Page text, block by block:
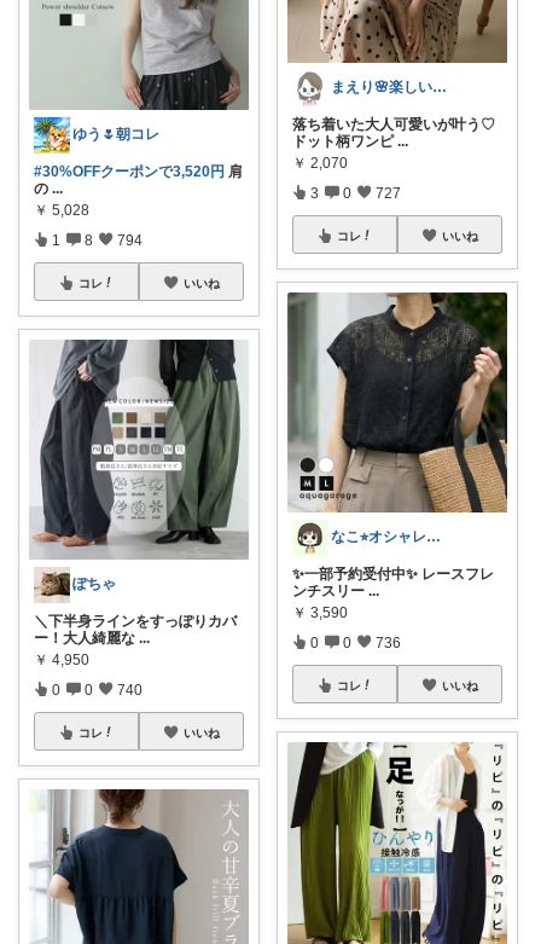
ゆう🌷朝コレ
#30%OFFクーポンで3,520円 肩
の ...
￥ 5,028
1 8 794
コレ いいね
ぽちゃ
＼下半身ラインをすっぽりカバ
ー！大人綺麗な ...
￥ 4,950
0 0 740
コレ いいね
まえり🌸楽しい暮らし🍀
落ち着いた大人可愛いが叶う♡
ドット柄ワンピ ...
￥ 2,070
3 0 727
コレ いいね
なこ⭐︎オシャレとインテリア🪴🌱
✨一部予約受付中✨ レースフレ
ンチスリー ...
￥ 3,590
0 0 736
コレ いいね